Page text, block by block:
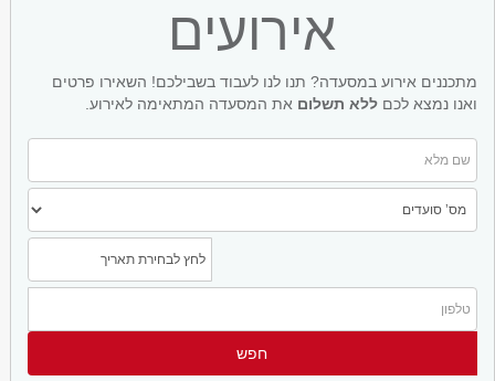
אירועים
מתכננים אירוע במסעדה? תנו לנו לעבוד בשבילכם! השאירו פרטים
ואנו נמצא לכם ללא תשלום את המסעדה המתאימה לאירוע.